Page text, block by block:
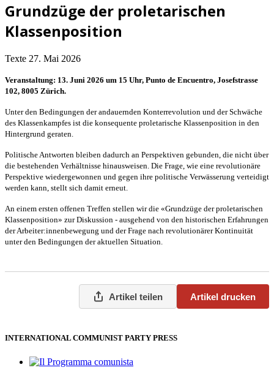
Grundzüge der proletarischen
Klassenposition
Texte 27. Mai 2026
Veranstaltung: 13. Juni 2026 um 15 Uhr, Punto de Encuentro, Josefstrasse
102, 8005 Zürich.
Unter den Bedingungen der andauernden Konterrevolution und der Schwäche
des Klassenkampfes ist die konsequente proletarische Klassenposition in den
Hintergrund geraten.
Politische Antworten bleiben dadurch an Perspektiven gebunden, die nicht über
die bestehenden Verhältnisse hinausweisen. Die Frage, wie eine revolutionäre
Perspektive wiedergewonnen und gegen ihre politische Verwässerung verteidigt
werden kann, stellt sich damit erneut.
An einem ersten offenen Treffen stellen wir die «Grundzüge der proletarischen
Klassenposition» zur Diskussion - ausgehend von den historischen Erfahrungen
der Arbeiter:innenbewegung und der Frage nach revolutionärer Kontinuität
unter den Bedingungen der aktuellen Situation.
Artikel teilen Artikel drucken
INTERNATIONAL COMMUNIST PARTY PRESS